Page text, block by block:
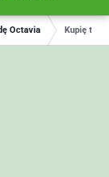
Octavia Kupię